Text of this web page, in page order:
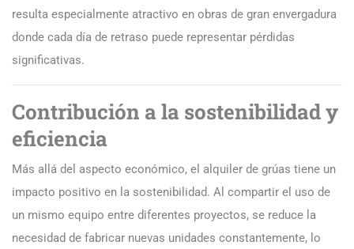
resulta especialmente atractivo en obras de gran envergadura
donde cada día de retraso puede representar pérdidas
significativas.
Contribución a la sostenibilidad y
eficiencia
Más allá del aspecto económico, el alquiler de grúas tiene un
impacto positivo en la sostenibilidad. Al compartir el uso de
un mismo equipo entre diferentes proyectos, se reduce la
necesidad de fabricar nuevas unidades constantemente, lo